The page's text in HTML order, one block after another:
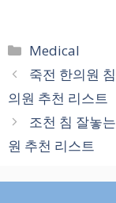
카
테
고
리
Medical
죽전 한의원
의원 추천 리스트
조천 침 잘놓
원 추천 리스트